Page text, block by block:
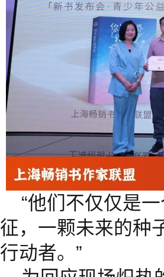
“他们不仅仅是
征，一颗未来的种
行动者。”